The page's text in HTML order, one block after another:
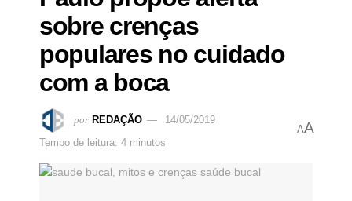
sobre crenças
populares no cuidado
com a boca
por REDAÇÃO
14/05/2019
Tempo de leitura: 4 minutos
AA